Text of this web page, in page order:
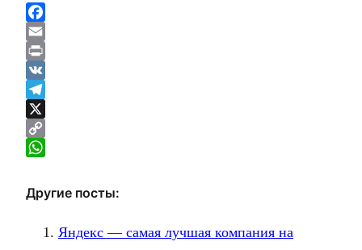
Facebook
Email
Print
VK
Telegram
X
Copy
Другие посты:
Яндекс — самая лучшая компания на